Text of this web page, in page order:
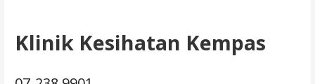
Klinik Kesihatan Kempas